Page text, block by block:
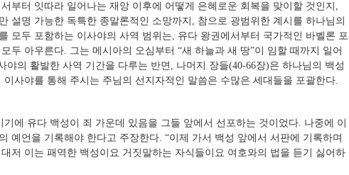
부터 잇따라 일어나는 재앙 이후에 어떻게 은혜로운 회복을 맞이할 것인지,
설명 가능한 독특한 종말론적인 소망까지, 참으로 광범위한 계시를 하나님의
모두 포함하는 이사야의 사역 범위는, 유다 왕권에서부터 국가적인 바벨론 포
두 아우른다. 그는 메시아의 오심부터 “새 하늘과 새 땅”이 임할 때까지 일어
야의 활발한 사역 기간을 다루는 반면, 나머지 장들(40-66장)은 하나님의 백성
사야를 통해 주시는 주님의 선지자적인 말씀은 수많은 세대들을 포괄한다.
에 유다 백성이 죄 가운데 있음을 그들 앞에서 선포하는 것이었다. 나중에 이
예언을 기록해야 한다고 주장한다. “이제 가서 백성 앞에서 서판에 기록하며
저 이는 패역한 백성이요 거짓말하는 자식들이요 여호와의 법을 듣기 싫어하